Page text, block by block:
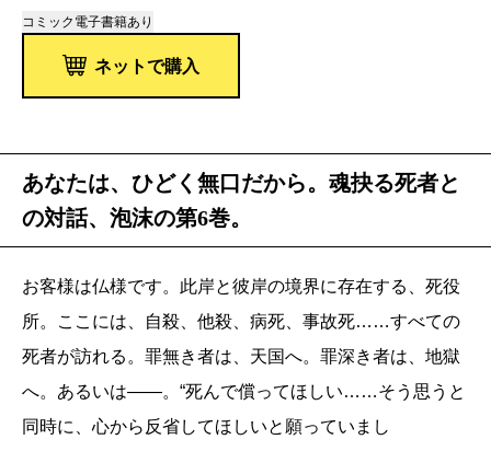
コミック 電子書籍あり
ネットで購入
あなたは、ひどく無口だから。魂抉る死者と
の対話、泡沫の第6巻。
お客様は仏様です。此岸と彼岸の境界に存在する、死役
所。ここには、自殺、他殺、病死、事故死……すべての
死者が訪れる。罪無き者は、天国へ。罪深き者は、地獄
へ。あるいは――。“死んで償ってほしい……そう思うと
同時に、心から反省してほしいと願っていまし